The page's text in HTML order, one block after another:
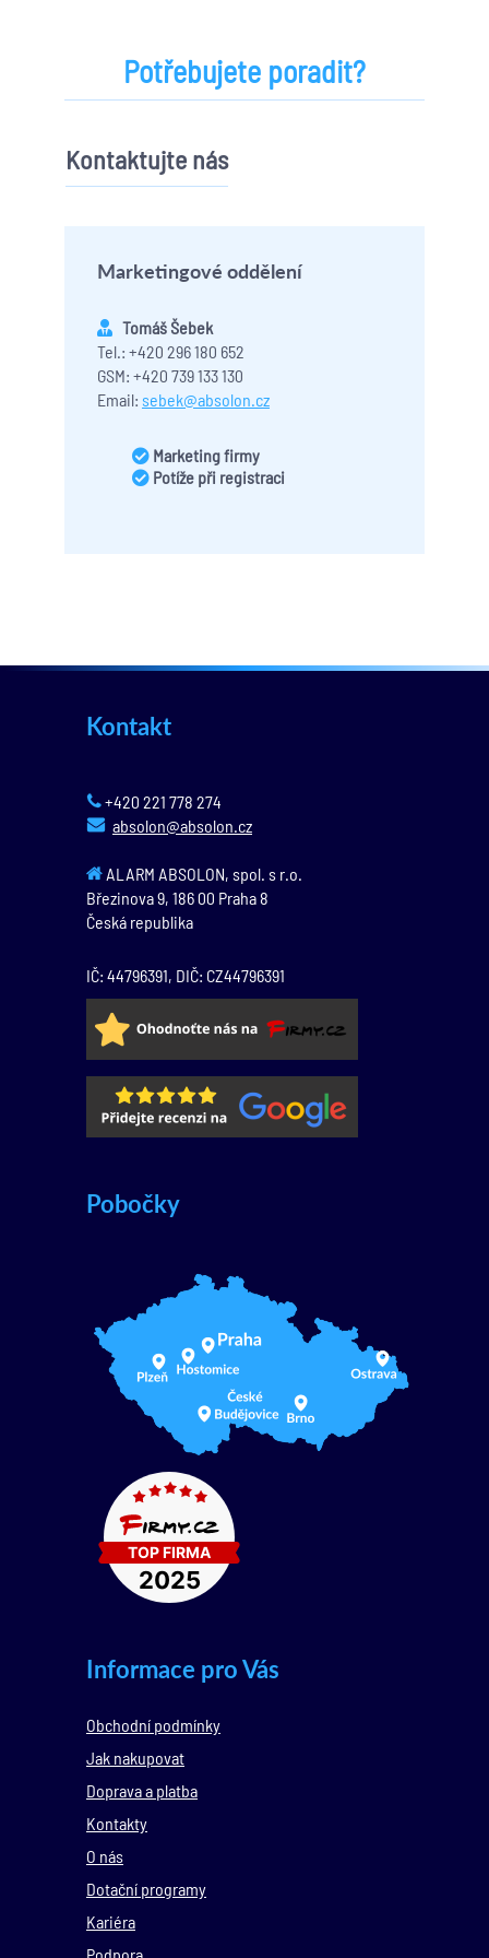
Potřebujete poradit?
Kontaktujte nás
Marketingové oddělení
Tomáš Šebek
Tel.: +420 296 180 652
GSM: +420 739 133 130
Email: sebek@absolon.cz
Marketing firmy
Potíže při registraci
Kontakt
+420 221 778 274
absolon@absolon.cz
ALARM ABSOLON, spol. s r.o.
Březinova 9, 186 00 Praha 8
Česká republika
IČ: 44796391, DIČ: CZ44796391
Pobočky
Informace pro Vás
Obchodní podmínky
Jak nakupovat
Doprava a platba
Kontakty
O nás
Dotační programy
Kariéra
Podpora